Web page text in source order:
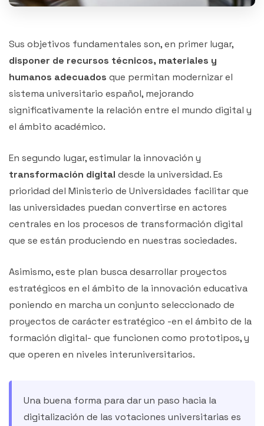
Sus objetivos fundamentales son, en primer lugar,
disponer de recursos técnicos, materiales y
humanos adecuados que permitan modernizar el
sistema universitario español, mejorando
significativamente la relación entre el mundo digital y
el ámbito académico.
En segundo lugar, estimular la innovación y
transformación digital desde la universidad. Es
prioridad del Ministerio de Universidades facilitar que
las universidades puedan convertirse en actores
centrales en los procesos de transformación digital
que se están produciendo en nuestras sociedades.
Asimismo, este plan busca desarrollar proyectos
estratégicos en el ámbito de la innovación educativa
poniendo en marcha un conjunto seleccionado de
proyectos de carácter estratégico -en el ámbito de la
formación digital- que funcionen como prototipos, y
que operen en niveles interuniversitarios.
Una buena forma para dar un paso hacia la
digitalización de las votaciones universitarias es